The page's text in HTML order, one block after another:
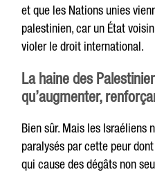
et que les Nations unies
palestinien, car un État
violer le droit international.
La haine des
qu’augmenter,
Bien sûr. Mais les Israéliens
paralysés par cette peur
qui cause des dégâts non